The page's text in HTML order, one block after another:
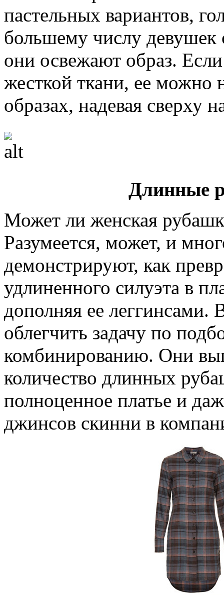
пастельных вариантов,
большему числу девушек
они освежают образ.
жесткой ткани, ее можно
образах, надевая сверху
Длинные
Может ли женская
Разумеется, может, и
демонстрируют, как
удлиненного силуэта в
дополняя ее
облегчить задачу по
комбинированию. Они
количество длинных
полноценное платье и
джинсов скинни в